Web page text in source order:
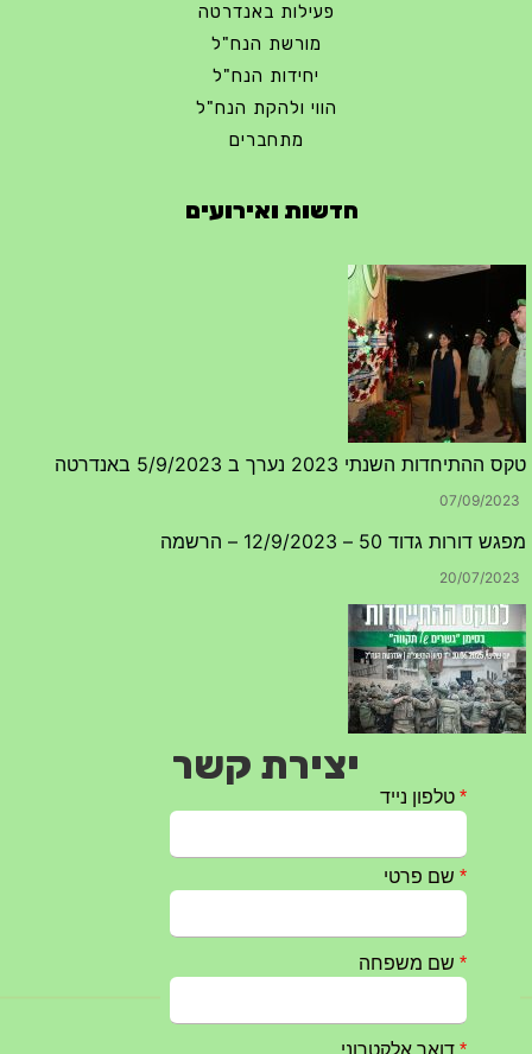
פעילות באנדרטה
מורשת הנח"ל
יחידות הנח"ל
הווי ולהקת הנח"ל
מתחברים
חדשות ואירועים
טקס ההתיחדות השנתי 2023 נערך ב 5/9/2023 באנדרטה
07/09/2023
מפגש דורות גדוד 50 – 12/9/2023 – הרשמה
20/07/2023
טקס ההתיחדות עם החללים לשנת 2025 – 10 יוני 2025
מופע הגבעטרון ב 10.10.2024 נדחה בשל המצב הבטחוני
יצירת קשר